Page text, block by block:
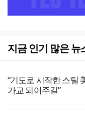
지금 인기 많은 뉴
“기도로 시작한 스틸
가교 되어주길”